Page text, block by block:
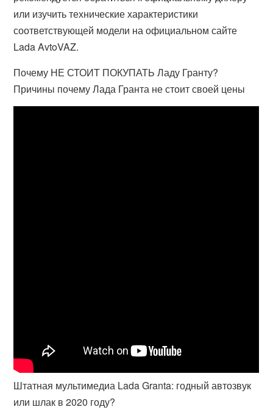
или изучить технические характеристики
соответствующей модели на официальном сайте
Lada AvtoVAZ.
Почему НЕ СТОИТ ПОКУПАТЬ Ладу Гранту?
Причины почему Лада Гранта не стоит своей цены
Штатная мультимедиа Lada Granta: годный автозвук
или шлак в 2020 году?